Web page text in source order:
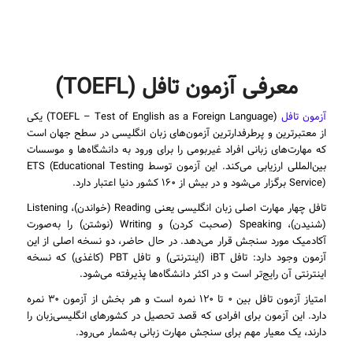
معرفی آزمون تافل (TOEFL)
آزمون تافل
(TOEFL – Test of English as a Foreign Language) یکی
از معتبرترین و پرطرفدارترین آزمون‌های زبان انگلیسی در سطح جهان است
که مهارت‌های زبانی افراد غیربومی را برای ورود به دانشگاه‌ها و موسسات
بین‌المللی ارزیابی می‌کند. این آزمون توسط ETS (Educational Testing
Service) برگزار می‌شود و در بیش از ۱۶۰ کشور دنیا اعتبار دارد.
تافل چهار مهارت اصلی زبان انگلیسی یعنی Reading (خواندن)، Listening
(شنیدن)، Speaking (صحبت کردن) و Writing (نوشتن) را به‌صورت
آکادمیک مورد سنجش قرار می‌دهد. در حال حاضر، دو نسخه اصلی از این
آزمون وجود دارد: تافل iBT (اینترنتی) و تافل PBT (کاغذی) که نسخه
اینترنتی آن رایج‌تر است و در اکثر دانشگاه‌ها پذیرفته می‌شود.
امتیاز آزمون تافل بین ۰ تا ۱۲۰ نمره است و هر بخش از آزمون ۳۰ نمره
دارد. این آزمون برای افرادی که قصد تحصیل در کشورهای انگلیسی‌زبان را
دارند، یک معیار مهم برای سنجش مهارت زبانی به‌شمار می‌رود.